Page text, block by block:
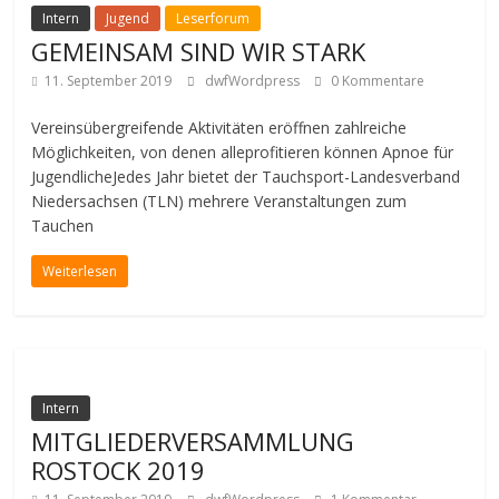
Intern Jugend Leserforum
GEMEINSAM SIND WIR STARK
11. September 2019 dwfWordpress 0 Kommentare
Vereinsübergreifende Aktivitäten eröffnen zahlreiche
Möglichkeiten, von denen alleprofitieren können Apnoe für
JugendlicheJedes Jahr bietet der Tauchsport-Landesverband
Niedersachsen (TLN) mehrere Veranstaltungen zum
Tauchen
Weiterlesen
Intern
MITGLIEDERVERSAMMLUNG
ROSTOCK 2019